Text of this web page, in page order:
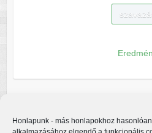
Honlapunk - más honlapokhoz